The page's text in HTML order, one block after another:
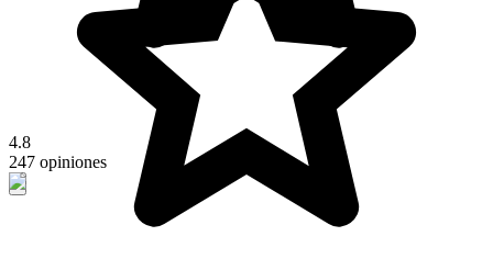
4.8
247 opiniones